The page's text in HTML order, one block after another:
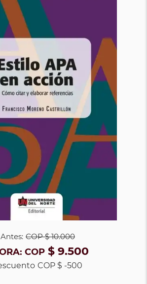
Antes: COP$ 10.000
COP$ 9.500
COP $ -500